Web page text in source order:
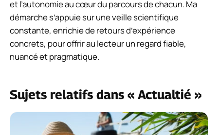
et l’autonomie au cœur du parcours de chacun. Ma
démarche s’appuie sur une veille scientifique
constante, enrichie de retours d’expérience
concrets, pour offrir au lecteur un regard fiable,
nuancé et pragmatique.
Sujets relatifs dans « Actualtié »